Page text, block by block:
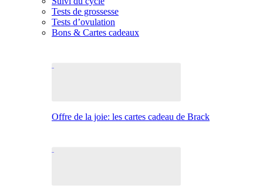
Tests de grossesse
Tests d’ovulation
Bons & Cartes cadeaux
Offre de la joie: les cartes cadeau de Brack